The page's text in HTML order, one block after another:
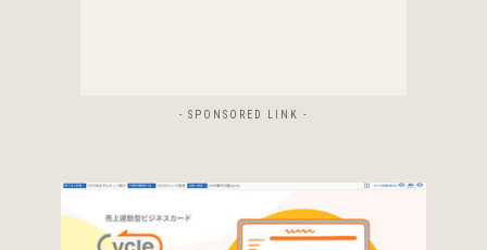
- SPONSORED LINK -